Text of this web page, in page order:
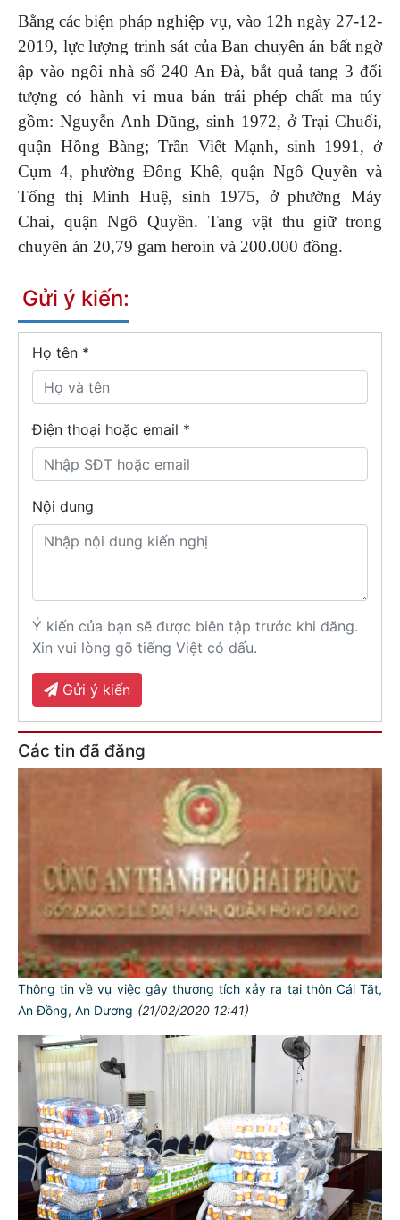
Bằng các biện pháp nghiệp vụ, vào 12h ngày 27-12-
2019, lực lượng trinh sát của Ban chuyên án bất ngờ
ập vào ngôi nhà số 240 An Đà, bắt quả tang 3 đối
tượng có hành vi mua bán trái phép chất ma túy
gồm: Nguyễn Anh Dũng, sinh 1972, ở Trại Chuối,
quận Hồng Bàng; Trần Viết Mạnh, sinh 1991, ở
Cụm 4, phường Đông Khê, quận Ngô Quyền và
Tống thị Minh Huệ, sinh 1975, ở phường Máy
Chai, quận Ngô Quyền. Tang vật thu giữ trong
chuyên án 20,79 gam heroin và 200.000 đồng.
Gửi ý kiến:
Họ tên *
Điện thoại hoặc email *
Nội dung
Ý kiến của bạn sẽ được biên tập trước khi đăng.
Xin vui lòng gõ tiếng Việt có dấu.
Gửi ý kiến
Các tin đã đăng
Thông tin về vụ việc gây thương tích xảy ra tại thôn Cái Tắt,
An Đồng, An Dương (21/02/2020 12:41)